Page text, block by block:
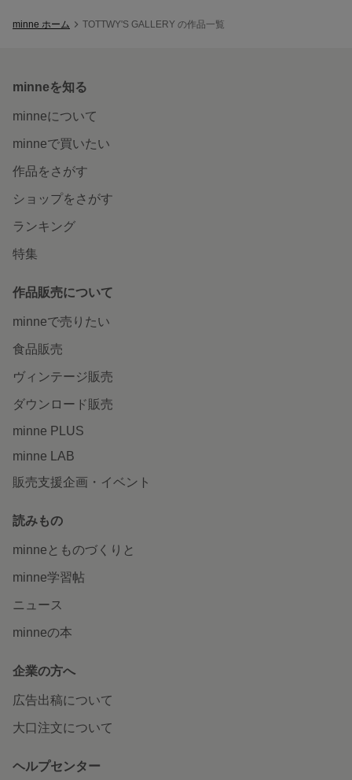
minne ホーム TOTTWY'S GALLERY の作品一覧
minneを知る
minneについて
minneで買いたい
作品をさがす
ショップをさがす
ランキング
特集
作品販売について
minneで売りたい
食品販売
ヴィンテージ販売
ダウンロード販売
minne PLUS
minne LAB
販売支援企画・イベント
読みもの
minneとものづくりと
minne学習帖
ニュース
minneの本
企業の方へ
広告出稿について
大口注文について
ヘルプセンター